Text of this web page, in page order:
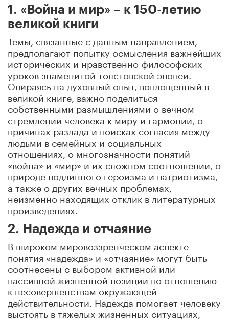
1. «Война и мир» – к 150-летию
великой книги
Темы, связанные с данным направлением,
предполагают попытку осмысления важнейших
исторических и нравственно-философских
уроков знаменитой толстовской эпопеи.
Опираясь на духовный опыт, воплощенный в
великой книге, важно поделиться
собственными размышлениями о вечном
стремлении человека к миру и гармонии, о
причинах разлада и поисках согласия между
людьми в семейных и социальных
отношениях, о многозначности понятий
«война» и «мир» и их сложном соотношении, о
природе подлинного героизма и патриотизма,
а также о других вечных проблемах,
неизменно находящих отклик в литературных
произведениях.
2. Надежда и отчаяние
В широком мировоззренческом аспекте
понятия «надежда» и «отчаяние» могут быть
соотнесены с выбором активной или
пассивной жизненной позиции по отношению
к несовершенствам окружающей
действительности. Надежда помогает человеку
выстоять в тяжелых жизненных ситуациях,